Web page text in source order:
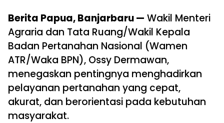
Berita Papua, Banjarbaru — Wakil Menteri
Agraria dan Tata Ruang/Wakil Kepala
Badan Pertanahan Nasional (Wamen
ATR/Waka BPN), Ossy Dermawan,
menegaskan pentingnya menghadirkan
pelayanan pertanahan yang cepat,
akurat, dan berorientasi pada kebutuhan
masyarakat.